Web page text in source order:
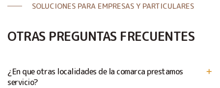
SOLUCIONES PARA EMPRESAS Y PARTICULARES
OTRAS PREGUNTAS FRECUENTES
¿En que otras localidades de la comarca prestamos
servicio?